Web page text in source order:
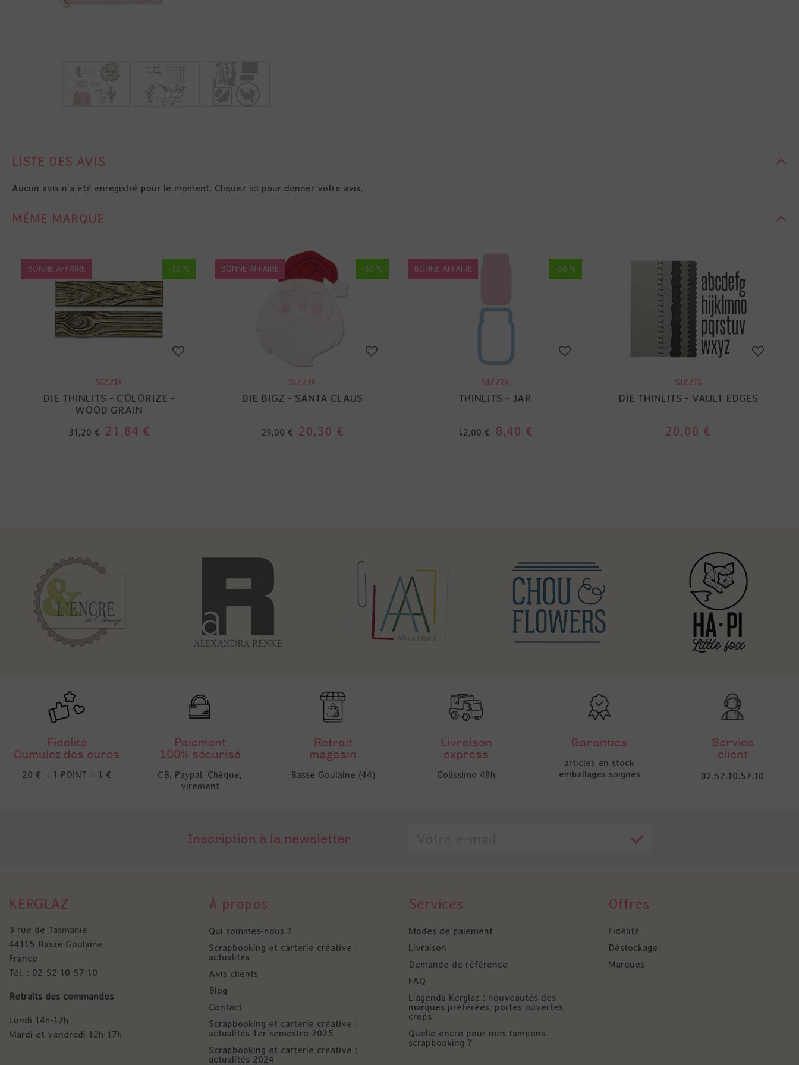
LISTE DES AVIS
Aucun avis n'a été enregistré pour le moment. Cliquez ici pour donner votre avis.
MÊME MARQUE
BONNE AFFAIRE -30 %
SIZZIX
DIE THINLITS - COLORIZE -
WOOD GRAIN
31,20 € 21,84 €
BONNE AFFAIRE -30 %
SIZZIX
DIE BIGZ - SANTA CLAUS
29,00 € 20,30 €
BONNE AFFAIRE -30 %
SIZZIX
THINLITS - JAR
12,00 € 8,40 €
SIZZIX
DIE THINLITS - VAULT EDGES
20,00 €
Fidélité
Cumulez des euros
20 € = 1 POINT = 1 €
Paiement
100% sécurisé
CB, Paypal, Chèque,
virement
Retrait
magasin
Basse Goulaine (44)
Livraison
express
Colissimo 48h
Garanties
articles en stock
emballages soignés
Service
client
02.52.10.57.10
Inscription à la newsletter
KERGLAZ
3 rue de Tasmanie
44115 Basse Goulaine
France
Tél. : 02 52 10 57 10
Retraits des commandes
Lundi 14h-17h
Mardi et vendredi 12h-17h
À propos
Qui sommes-nous ?
Scrapbooking et carterie créative :
actualités
Avis clients
Blog
Contact
Scrapbooking et carterie créative :
actualités 1er semestre 2025
Scrapbooking et carterie créative :
actualités 2024
Services
Modes de paiement
Livraison
Demande de référence
FAQ
L'agenda Kerglaz : nouveautés des
marques préférées, portes ouvertes,
crops
Quelle encre pour mes tampons
scrapbooking ?
Offres
Fidélité
Déstockage
Marques